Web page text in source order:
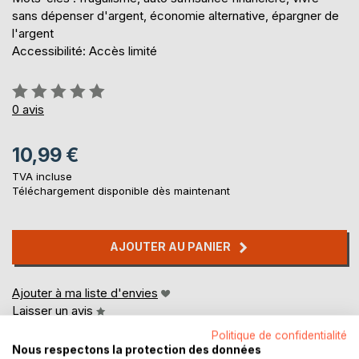
sans dépenser d'argent, économie alternative, épargner de
l'argent
Accessibilité: Accès limité
Évaluation:
0%
0 avis
10,99 €
TVA incluse
Téléchargement disponible dès maintenant
AJOUTER AU PANIER
Ajouter à ma liste d'envies
Laisser un avis
Politique de confidentialité
Nous respectons la protection des données